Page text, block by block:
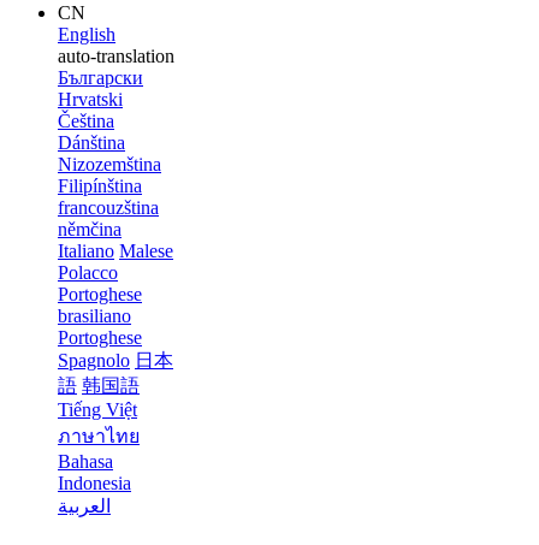
CN
English
auto-translation
Български
Hrvatski
Čeština
Dánština
Nizozemština
Filipínština
francouzština
němčina
Italiano Malese
Polacco
Portoghese
brasiliano
Portoghese
Spagnolo 日本
語 韩国語
Tiếng Việt
ภาษาไทย
Bahasa
Indonesia
العربية